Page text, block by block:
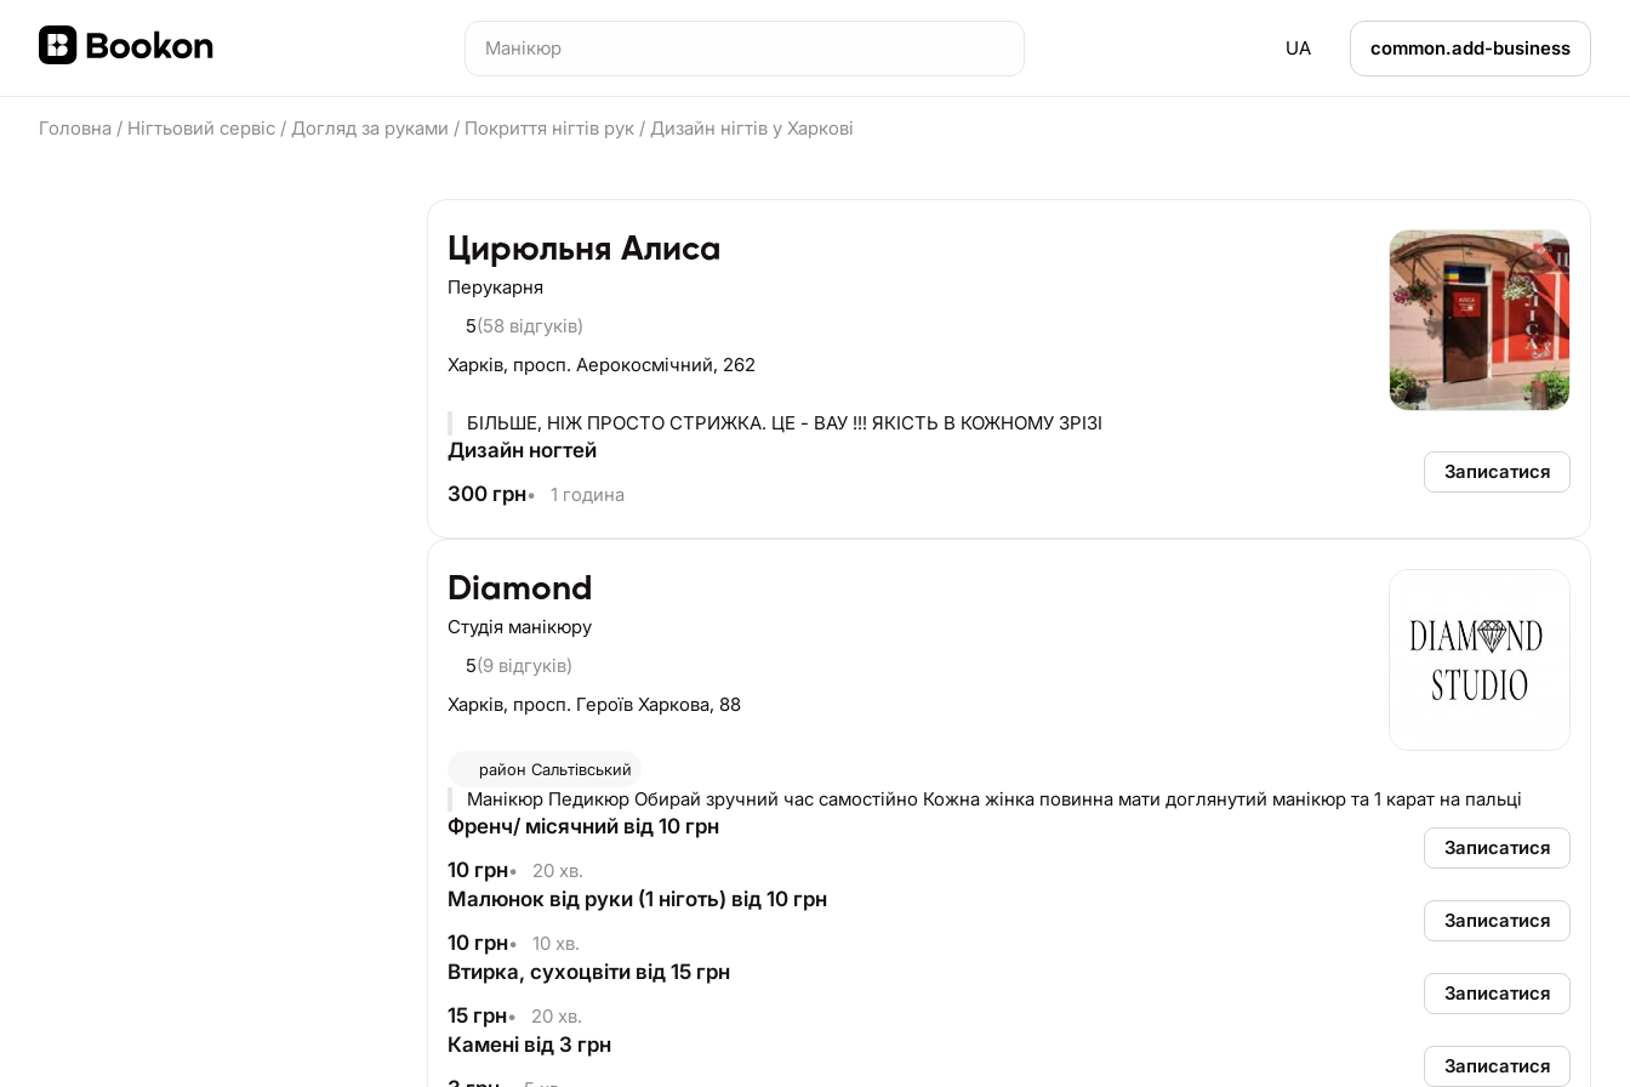
UA common.add-business
Головна / Нігтьовий сервіс / Догляд за руками / Покриття нігтів рук / Дизайн нігтів у Харкові
Цирюльня Алиса
Перукарня
5(58 відгуків)
Харків, просп. Аерокосмічний, 262
БІЛЬШЕ, НІЖ ПРОСТО СТРИЖКА. ЦЕ - ВАУ !!! ЯКІСТЬ В КОЖНОМУ ЗРІЗІ
Дизайн ногтей
300 грн• 1 година
Записатися
Diamond
Студія манікюру
5(9 відгуків)
Харків, просп. Героїв Харкова, 88
район Сальтівський
Манікюр Педикюр Обирай зручний час самостійно Кожна жінка повинна мати доглянутий манікюр та 1 карат на пальці
Френч/ місячний від 10 грн
10 грн• 20 хв.
Записатися
Малюнок від руки (1 ніготь) від 10 грн
10 грн• 10 хв.
Записатися
Втирка, сухоцвіти від 15 грн
15 грн• 20 хв.
Записатися
Камені від 3 грн
Записатися